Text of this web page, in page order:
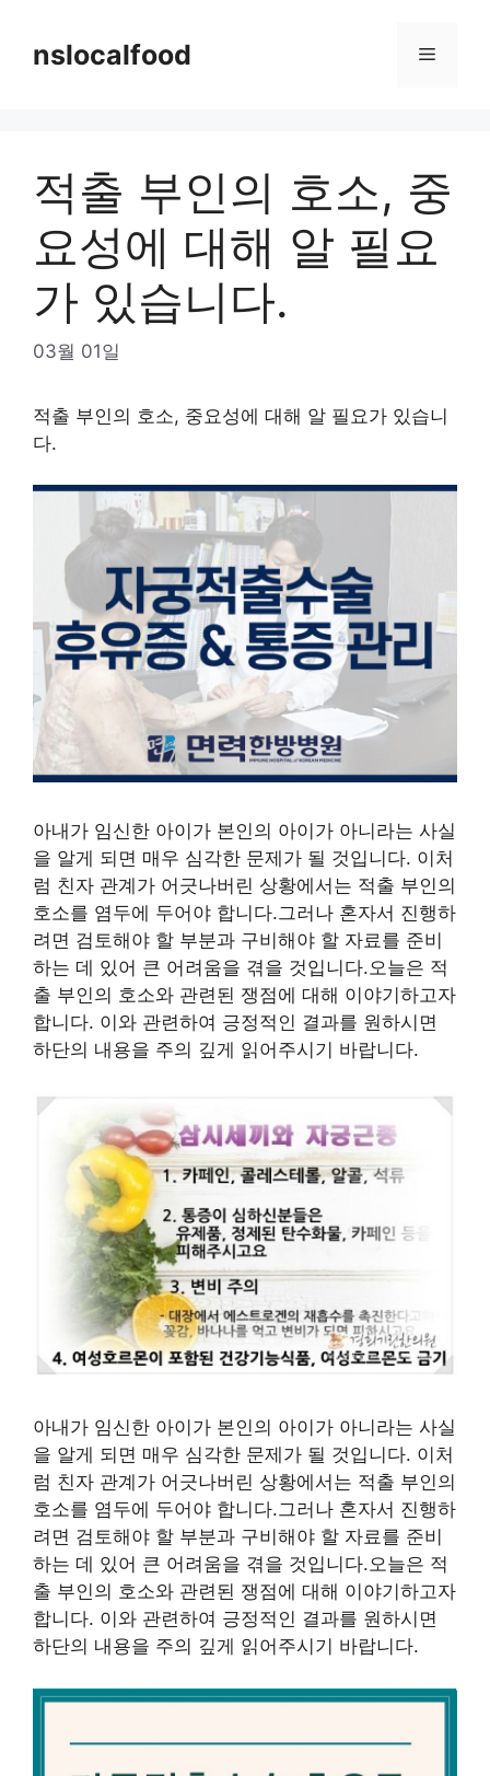
contentnslocalfood Menu
적출 부인의 호소, 중
요성에 대해 알 필요
가 있습니다.
03월 01일
적출 부인의 호소, 중요성에 대해 알 필요가 있습니
다.
아내가 임신한 아이가 본인의 아이가 아니라는 사실
을 알게 되면 매우 심각한 문제가 될 것입니다. 이처
럼 친자 관계가 어긋나버린 상황에서는 적출 부인의
호소를 염두에 두어야 합니다.그러나 혼자서 진행하
려면 검토해야 할 부분과 구비해야 할 자료를 준비
하는 데 있어 큰 어려움을 겪을 것입니다.오늘은 적
출 부인의 호소와 관련된 쟁점에 대해 이야기하고자
합니다. 이와 관련하여 긍정적인 결과를 원하시면
하단의 내용을 주의 깊게 읽어주시기 바랍니다.
아내가 임신한 아이가 본인의 아이가 아니라는 사실
을 알게 되면 매우 심각한 문제가 될 것입니다. 이처
럼 친자 관계가 어긋나버린 상황에서는 적출 부인의
호소를 염두에 두어야 합니다.그러나 혼자서 진행하
려면 검토해야 할 부분과 구비해야 할 자료를 준비
하는 데 있어 큰 어려움을 겪을 것입니다.오늘은 적
출 부인의 호소와 관련된 쟁점에 대해 이야기하고자
합니다. 이와 관련하여 긍정적인 결과를 원하시면
하단의 내용을 주의 깊게 읽어주시기 바랍니다.